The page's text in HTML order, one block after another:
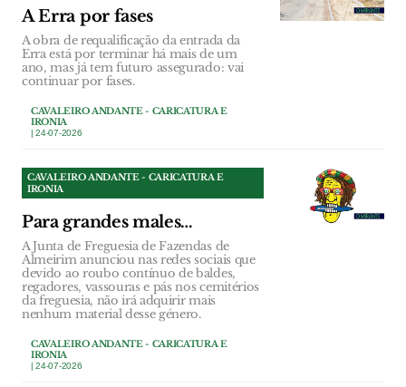
A Erra por fases
A obra de requalificação da entrada da
Erra está por terminar há mais de um
ano, mas já tem futuro assegurado: vai
continuar por fases.
CAVALEIRO ANDANTE - CARICATURA E
IRONIA
| 24-07-2026
CAVALEIRO ANDANTE - CARICATURA E
IRONIA
Para grandes males…
A Junta de Freguesia de Fazendas de
Almeirim anunciou nas redes sociais que
devido ao roubo contínuo de baldes,
regadores, vassouras e pás nos cemitérios
da freguesia, não irá adquirir mais
nenhum material desse género.
CAVALEIRO ANDANTE - CARICATURA E
IRONIA
| 24-07-2026